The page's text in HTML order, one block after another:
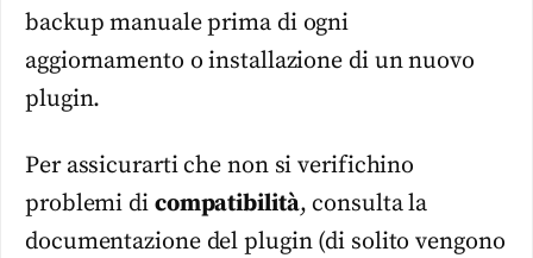
backup manuale prima di ogni
aggiornamento o installazione di un nuovo
plugin.
Per assicurarti che non si verifichino
problemi di compatibilità, consulta la
documentazione del plugin (di solito vengono